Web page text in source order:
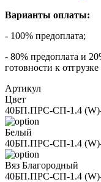
Варианты оплаты:
- 100% предоплата;
- 80% предоплата и
готовности к
Артикул
Цвет
40БП.ПРС-СП-1.4
Белый
40БП.ПРС-СП-1.4 (W)-
Вяз Благородный
40БП.ПРС-СП-1.4 (W)-